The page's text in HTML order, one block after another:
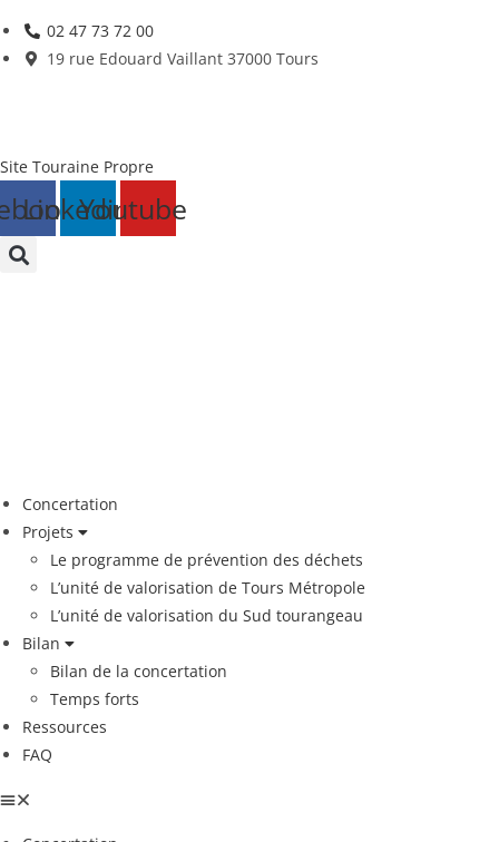
Skip
to
02 47 73 72 00
19 rue Edouard Vaillant 37000 Tours
Site Touraine Propre
LinkedinYoutube
Concertation
Projets
Le programme de prévention des déchets
L’unité de valorisation de Tours Métropole
L’unité de valorisation du Sud tourangeau
Bilan
Bilan de la concertation
Temps forts
Ressources
FAQ